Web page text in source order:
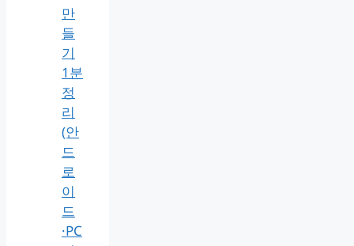
만
들
기
1분
정
리
(안
드
로
이
드
·PC